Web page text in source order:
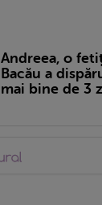
Andreea, o
Bacău a
mai bine de 3